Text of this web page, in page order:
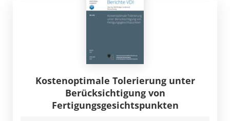
Kostenoptimale Tolerierung unter
Berücksichtigung von
Fertigungsgesichtspunkten